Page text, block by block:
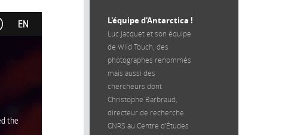
L'équipe d'Antarctica !
Luc Jacquet et son équipe
de Wild Touch, des
photographes renommés
mais aussi des
chercheurs dont
Christophe Barbraud,
directeur de recherche
CNRS au Centre d’Études